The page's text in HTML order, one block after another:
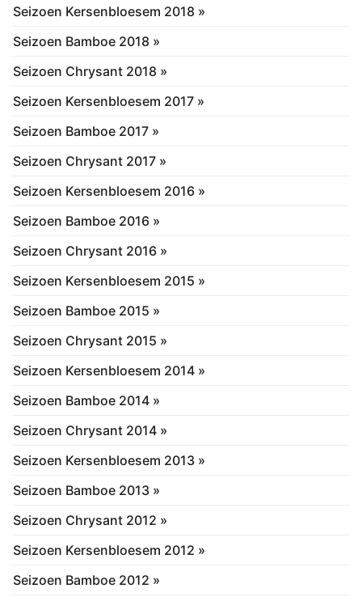
Seizoen Kersenbloesem 2018 »
Seizoen Bamboe 2018 »
Seizoen Chrysant 2018 »
Seizoen Kersenbloesem 2017 »
Seizoen Bamboe 2017 »
Seizoen Chrysant 2017 »
Seizoen Kersenbloesem 2016 »
Seizoen Bamboe 2016 »
Seizoen Chrysant 2016 »
Seizoen Kersenbloesem 2015 »
Seizoen Bamboe 2015 »
Seizoen Chrysant 2015 »
Seizoen Kersenbloesem 2014 »
Seizoen Bamboe 2014 »
Seizoen Chrysant 2014 »
Seizoen Kersenbloesem 2013 »
Seizoen Bamboe 2013 »
Seizoen Chrysant 2012 »
Seizoen Kersenbloesem 2012 »
Seizoen Bamboe 2012 »